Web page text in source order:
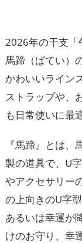
2026年の干支「
馬蹄（ばてい）
かわいいライン
ストラップや、
も日常使いに最
『馬蹄』とは
製の道具で、U
やアクセサリー
の上向きのU字
あるいは幸運が
けのお守り、幸